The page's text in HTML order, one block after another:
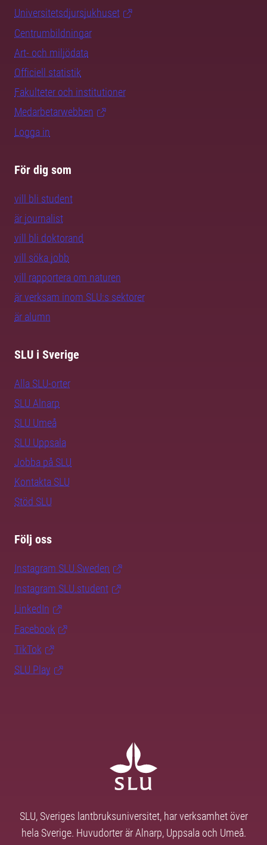
Universitetsdjursjukhuset
Centrumbildningar
Art- och miljödata
Officiell statistik
Fakulteter och institutioner
Medarbetarwebben
Logga in
För dig som
vill bli student
är journalist
vill bli doktorand
vill söka jobb
vill rapportera om naturen
är verksam inom SLU:s sektorer
är alumn
SLU i Sverige
Alla SLU-orter
SLU Alnarp
SLU Umeå
SLU Uppsala
Jobba på SLU
Kontakta SLU
Stöd SLU
Följ oss
Instagram SLU.Sweden
Instagram SLU.student
LinkedIn
Facebook
TikTok
SLU Play
SLU, Sveriges lantbruksuniversitet, har verksamhet över
hela Sverige. Huvudorter är Alnarp, Uppsala och Umeå.